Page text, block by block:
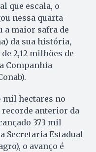
que escala, o
nessa quarta-
a maior safra de
da sua história,
2,12 milhões de
Companhia
mil hectares no
recorde anterior da
373 mil
Secretaria Estadual
o avanço é